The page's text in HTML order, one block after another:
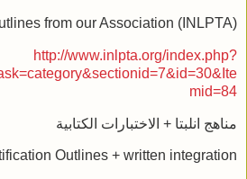
from our Association (INLPTA)
http://www.inlpta.org/index.php?
mid=84
مناهج انلبتا + الاختبارات الكتابية
Outlines + written integration